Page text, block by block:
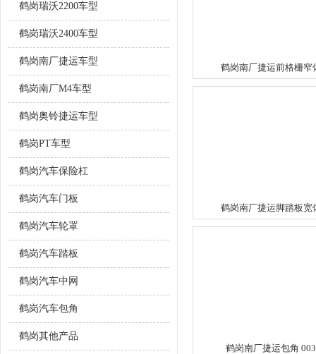
鹤岗瑞沃2200车型
鹤岗瑞沃2400车型
鹤岗南厂捷运车型
鹤岗南厂M4车型
鹤岗奥铃捷运车型
鹤岗PT车型
鹤岗汽车保险杠
鹤岗汽车门板
鹤岗汽车轮罩
鹤岗汽车踏板
鹤岗汽车中网
鹤岗汽车包角
鹤岗其他产品
鹤岗南厂捷运前格栅窄
鹤岗南厂捷运脚踏板宽
鹤岗南厂捷运包角 003